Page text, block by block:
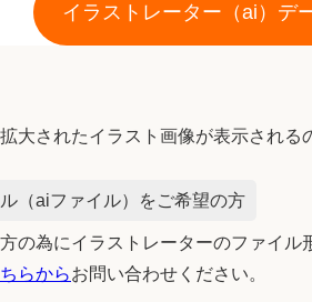
イラストレーター（ai）デ
大されたイラスト画像が表示される
（aiファイル）をご希望の方
の為にイラストレーターのファイ
らからお問い合わせください。